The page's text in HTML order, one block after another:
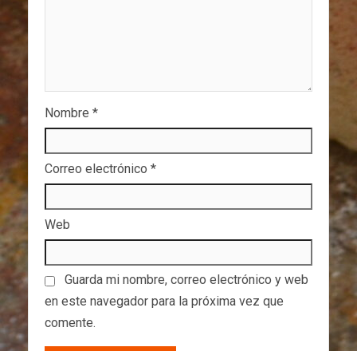
Nombre *
Correo electrónico *
Web
Guarda mi nombre, correo electrónico y web
en este navegador para la próxima vez que
comente.